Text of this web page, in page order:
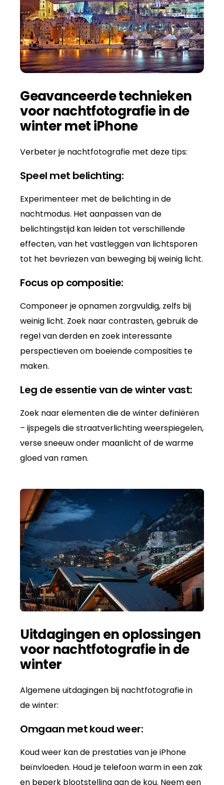
Geavanceerde technieken
voor nachtfotografie in de
winter met iPhone
Verbeter je nachtfotografie met deze tips:
Speel met belichting:
Experimenteer met de belichting in de
nachtmodus. Het aanpassen van de
belichtingstijd kan leiden tot verschillende
effecten, van het vastleggen van lichtsporen
tot het bevriezen van beweging bij weinig licht.
Focus op compositie:
Componeer je opnamen zorgvuldig, zelfs bij
weinig licht. Zoek naar contrasten, gebruik de
regel van derden en zoek interessante
perspectieven om boeiende composities te
maken.
Leg de essentie van de winter vast:
Zoek naar elementen die de winter definiëren
– ijspegels die straatverlichting weerspiegelen,
verse sneeuw onder maanlicht of de warme
gloed van ramen.
Uitdagingen en oplossingen
voor nachtfotografie in de
winter
Algemene uitdagingen bij nachtfotografie in
de winter:
Omgaan met koud weer:
Koud weer kan de prestaties van je iPhone
beïnvloeden. Houd je telefoon warm in een zak
en beperk blootstelling aan de kou. Neem een